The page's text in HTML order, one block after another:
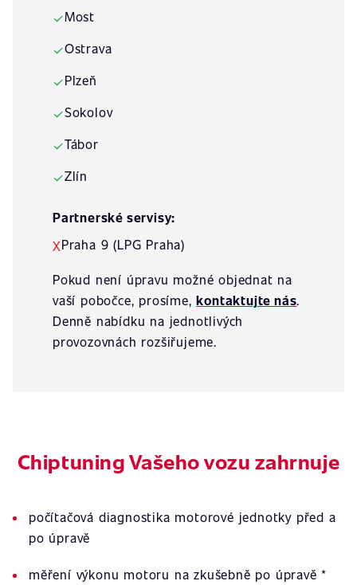
✓Most
✓Ostrava
✓Plzeň
✓Sokolov
✓Tábor
✓Zlín
Partnerské servisy:
XPraha 9 (LPG Praha)
Pokud není úpravu možné objednat na
vaší pobočce, prosíme,kontaktujte nás.
Denně nabídku na jednotlivých
provozovnách rozšiřujeme.
Chiptuning Vašeho vozu zahrnuje
počítačová diagnostika motorové jednotky před a
po úpravě
měření výkonu motoru na zkušebně po úpravě *